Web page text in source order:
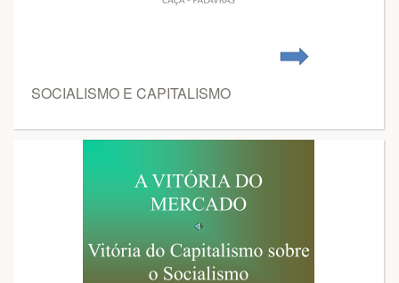
SOCIALISMO E CAPITALISMO